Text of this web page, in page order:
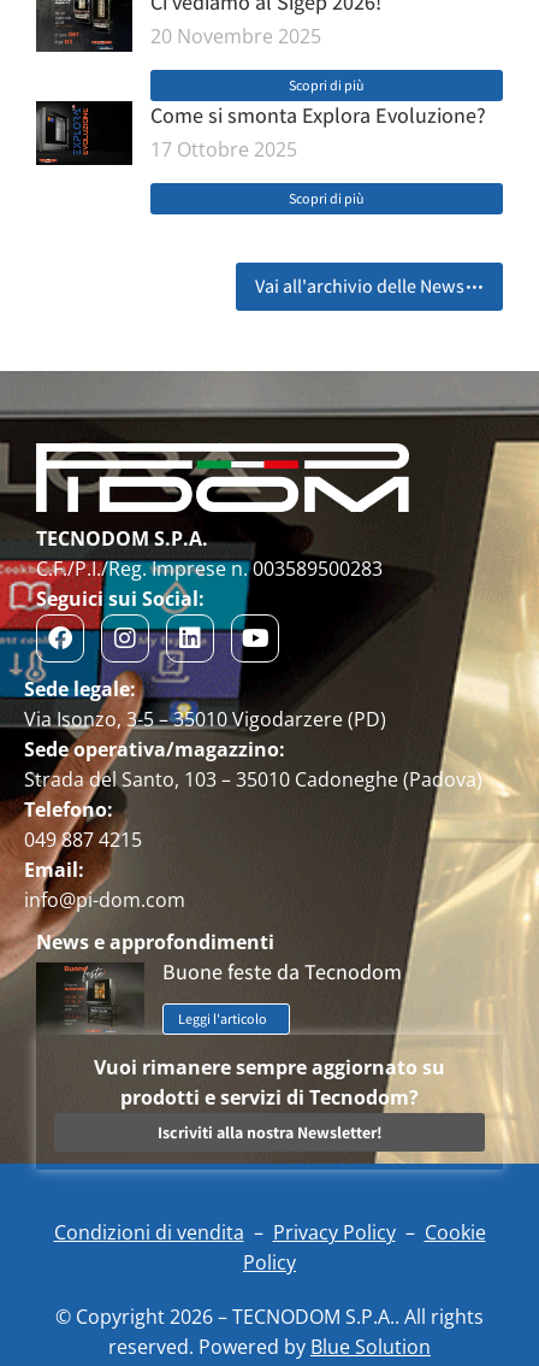
20 Novembre 2025
Scopri di più
Come si smonta Explora Evoluzione?
17 Ottobre 2025
Scopri di più
Vai all'archivio delle News
TECNODOM S.P.A.
C.F./P.I./Reg. Imprese n. 003589500283
Seguici sui Social:
Sede legale:
Via Isonzo, 3-5 – 35010 Vigodarzere (PD)
Sede operativa/magazzino:
Strada del Santo, 103 – 35010 Cadoneghe (Padova)
Telefono:
049 887 4215
Email:
info@pi-dom.com
News e approfondimenti
Buone feste da Tecnodom
Leggi l'articolo
Vuoi rimanere sempre aggiornato su
prodotti e servizi di Tecnodom?
Iscriviti alla nostra Newsletter!
© Copyright 2026 – TECNODOM S.P.A.. All rights
reserved. Powered by Blue Solution
Condizioni di vendita – Privacy Policy– Cookie
Policy